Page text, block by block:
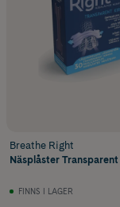
Breathe Right
Näsplåster Transparent
FINNS I LAGER